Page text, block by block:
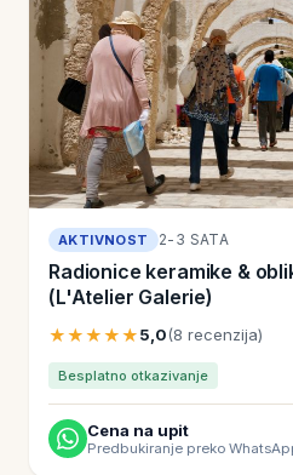
AKTIVNOST 2-3 SATA
Radionice keramike &
(L'Atelier Galerie)
★★★★★5,0(8 recenzija)
Besplatno otkazivanje
Cena na upit
Predbukiranje preko